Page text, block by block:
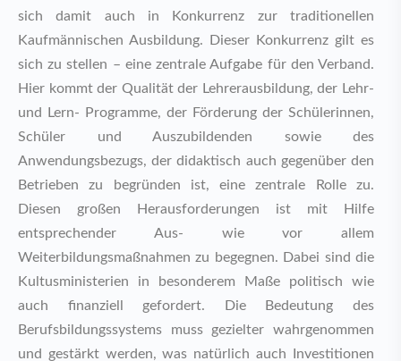
sich damit auch in Konkurrenz zur traditionellen
Kaufmännischen Ausbildung. Dieser Konkurrenz gilt es
sich zu stellen – eine zentrale Aufgabe für den Verband.
Hier kommt der Qualität der Lehrerausbildung, der Lehr-
und Lern- Programme, der Förderung der Schülerinnen,
Schüler und Auszubildenden sowie des
Anwendungsbezugs, der didaktisch auch gegenüber den
Betrieben zu begründen ist, eine zentrale Rolle zu.
Diesen großen Herausforderungen ist mit Hilfe
entsprechender Aus- wie vor allem
Weiterbildungsmaßnahmen zu begegnen. Dabei sind die
Kultusministerien in besonderem Maße politisch wie
auch finanziell gefordert. Die Bedeutung des
Berufsbildungssystems muss gezielter wahrgenommen
und gestärkt werden, was natürlich auch Investitionen